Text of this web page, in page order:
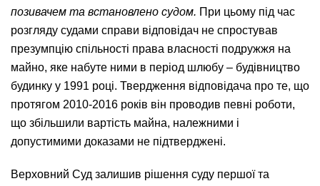
позивачем та встановлено судом. При цьому під час
розгляду судами справи відповідач не спростував
презумпцію спільності права власності подружжя на
майно, яке набуте ними в період шлюбу – будівництво
будинку у 1991 році. Твердження відповідача про те, що
протягом 2010-2016 років він проводив певні роботи,
що збільшили вартість майна, належними і
допустимими доказами не підтверджені.
Верховний Суд залишив рішення суду першої та